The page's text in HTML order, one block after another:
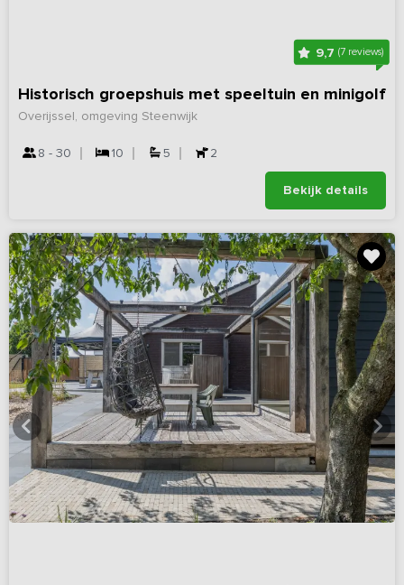
9,7(7 reviews)
Historisch groepshuis met speeltuin en minigolf
Overijssel, omgeving Steenwijk
8 - 30 10 5 2
Bekijk details